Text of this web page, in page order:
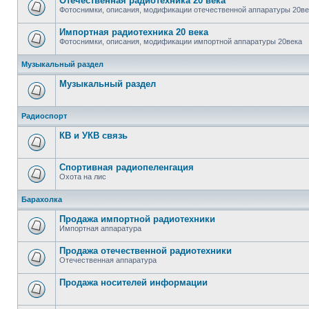
Фотоснимки, описания, модификации отечественной аппаратуры
Импортная радиотехника 20 века
Фотоснимки, описания, модификации импортной аппаратуры 20века
Музыкальный раздел
Музыкальный раздел
Радиоспорт
КВ и УКВ связь
Спортивная радиопеленгация
Охота на лис
Барахолка
Продажа импортной радиотехники
Импортная аппаратура
Продажа отечественной радиотехники
Отечественная аппаратура
Продажa носителей информации